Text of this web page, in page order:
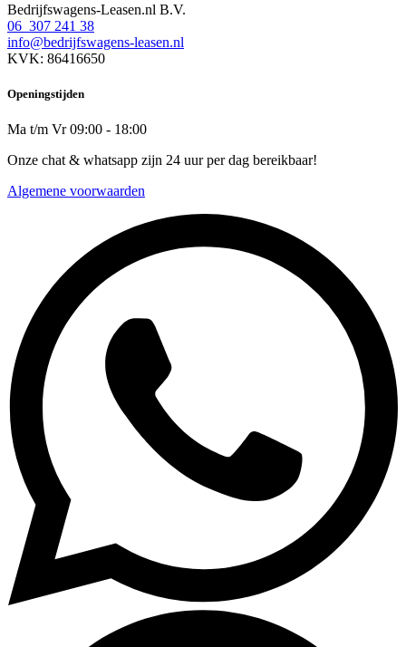
Bedrijfswagens-Leasen.nl B.V.
06 307 241 38
info@bedrijfswagens-leasen.nl
KVK: 86416650
Openingstijden
Ma t/m Vr 09:00 - 18:00
Onze chat & whatsapp zijn 24 uur per dag bereikbaar!
Algemene voorwaarden